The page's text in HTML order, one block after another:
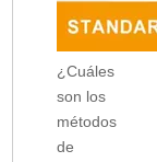
¿Cuáles
son los
métodos
de